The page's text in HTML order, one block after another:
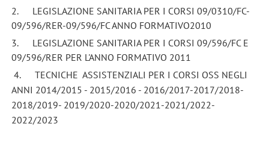
2. LEGISLAZIONE SANITARIA PER I CORSI 09/0310/FC-
09/596/RER-09/596/FC ANNO FORMATIVO2010
3. LEGISLAZIONE SANITARIA PER I CORSI 09/596/FC E
09/596/RER PER L'ANNO FORMATIVO 2011
4. TECNICHE ASSISTENZIALI PER I CORSI OSS NEGLI
ANNI 2014/2015 - 2015/2016 - 2016/2017-2017/2018-
2018/2019- 2019/2020-2020/2021-2021/2022-
2022/2023